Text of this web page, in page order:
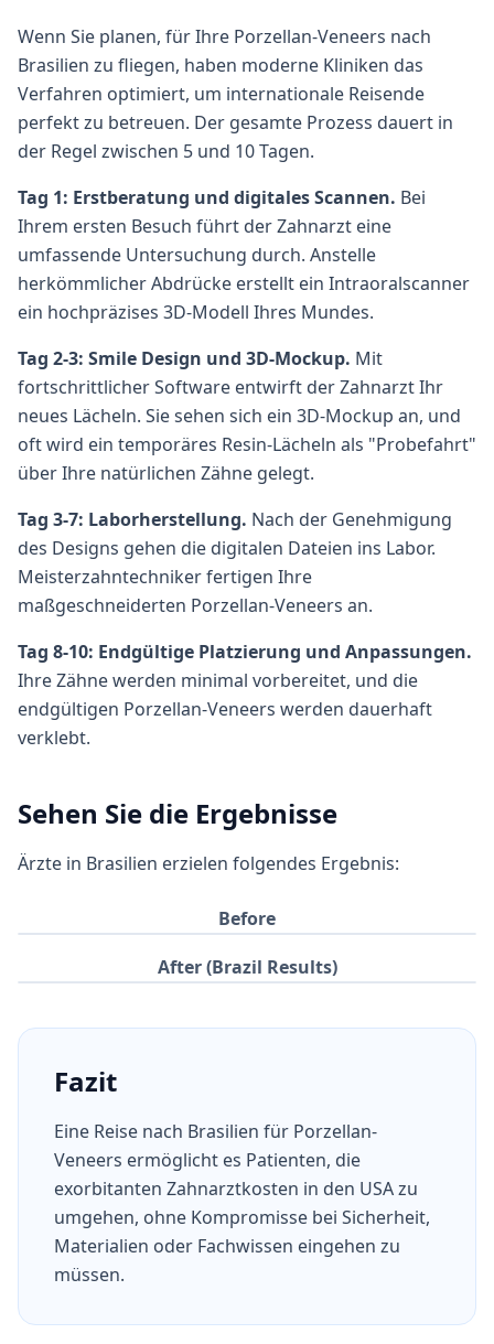
Wenn Sie planen, für Ihre Porzellan-Veneers nach
Brasilien zu fliegen, haben moderne Kliniken das
Verfahren optimiert, um internationale Reisende
perfekt zu betreuen. Der gesamte Prozess dauert in
der Regel zwischen 5 und 10 Tagen.
Tag 1: Erstberatung und digitales Scannen. Bei
Ihrem ersten Besuch führt der Zahnarzt eine
umfassende Untersuchung durch. Anstelle
herkömmlicher Abdrücke erstellt ein Intraoralscanner
ein hochpräzises 3D-Modell Ihres Mundes.
Tag 2-3: Smile Design und 3D-Mockup. Mit
fortschrittlicher Software entwirft der Zahnarzt Ihr
neues Lächeln. Sie sehen sich ein 3D-Mockup an, und
oft wird ein temporäres Resin-Lächeln als "Probefahrt"
über Ihre natürlichen Zähne gelegt.
Tag 3-7: Laborherstellung. Nach der Genehmigung
des Designs gehen die digitalen Dateien ins Labor.
Meisterzahntechniker fertigen Ihre
maßgeschneiderten Porzellan-Veneers an.
Tag 8-10: Endgültige Platzierung und Anpassungen.
Ihre Zähne werden minimal vorbereitet, und die
endgültigen Porzellan-Veneers werden dauerhaft
verklebt.
Sehen Sie die Ergebnisse
Ärzte in Brasilien erzielen folgendes Ergebnis:
Before
After (Brazil Results)
Fazit
Eine Reise nach Brasilien für Porzellan-
Veneers ermöglicht es Patienten, die
exorbitanten Zahnarztkosten in den USA zu
umgehen, ohne Kompromisse bei Sicherheit,
Materialien oder Fachwissen eingehen zu
müssen.